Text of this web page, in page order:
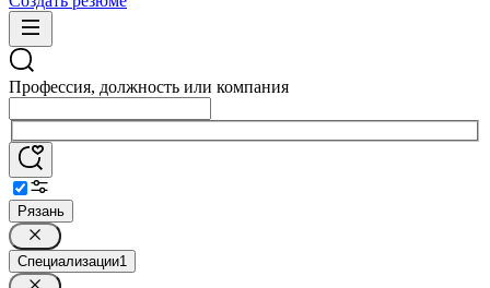
Профессия, должность или компания
Рязань
Специализации1